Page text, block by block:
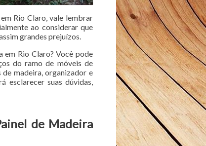
Rio Claro, vale lembrar
ao considerar que
grandes prejuízos.
em Rio Claro? Você pode
do ramo de móveis de
de madeira, organizador e
esclarecer suas dúvidas,
de Madeira